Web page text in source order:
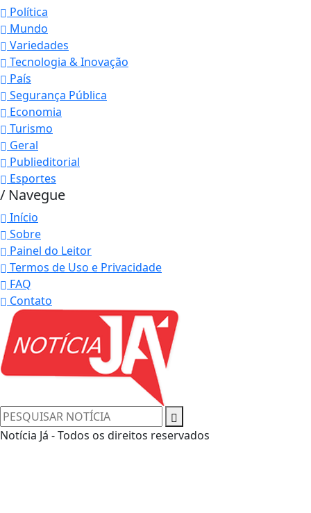
Política
Mundo
Variedades
Tecnologia & Inovação
País
Segurança Pública
Economia
Turismo
Geral
Publieditorial
Esportes
/ Navegue
Início
Sobre
Painel do Leitor
Termos de Uso e Privacidade
FAQ
Contato
Notícia Já - Todos os direitos reservados